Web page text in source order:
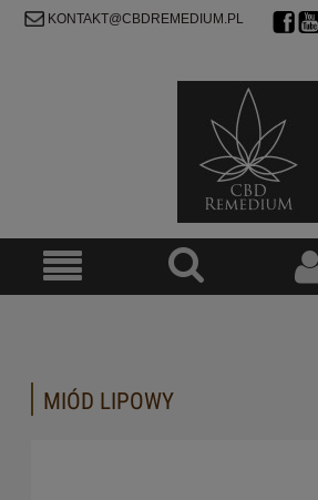
KONTAKT@CBDREMEDIUM.PL
MIÓD LIPOWY